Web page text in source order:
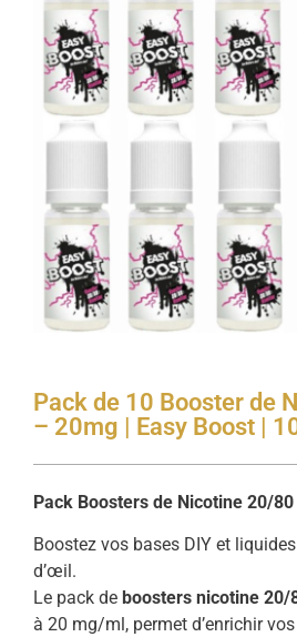
Pack de 10 Booster de
– 20mg | Easy Boost |
Pack Boosters de Nicotine 20/80
Boostez vos bases DIY et
d’œil.
Le pack de boosters nicotine 20/
à 20 mg/ml, permet d’enrichir